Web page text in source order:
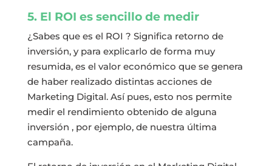
5. El ROI es sencillo de medir
¿Sabes que es el ROI ? Significa retorno de
inversión, y para explicarlo de forma muy
resumida, es el valor económico que se genera
de haber realizado distintas acciones de
Marketing Digital. Así pues, esto nos permite
medir el rendimiento obtenido de alguna
inversión , por ejemplo, de nuestra última
campaña.